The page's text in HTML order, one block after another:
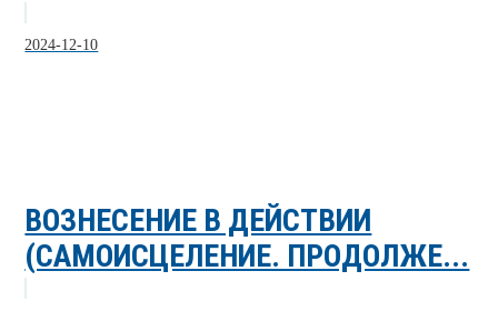
2024-12-10
ВОЗНЕСЕНИЕ В ДЕЙСТВИИ
(САМОИСЦЕЛЕНИЕ. ПРОДОЛЖЕ...